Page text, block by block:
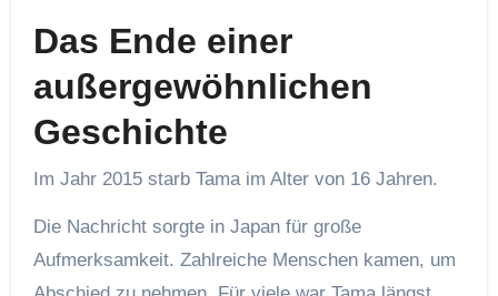
Das Ende einer
außergewöhnlichen
Geschichte
Im Jahr 2015 starb Tama im Alter von 16 Jahren.
Die Nachricht sorgte in Japan für große
Aufmerksamkeit. Zahlreiche Menschen kamen, um